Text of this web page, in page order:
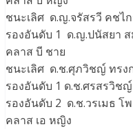
ชนะเลิศ ด.ญ.จรัสรวี คชไ
รองอันดับ 1 ด.ญ.ปนัสยา
คลาส บี ชาย
ชนะเลิศ ด.ช.ศุภวิชญ์ ทรง
รองอันดับ 1 ด.ช.ศรสรวิช
รองอันดับ 2 ด.ช.วรเมธ โ
คลาส เอ หญิง